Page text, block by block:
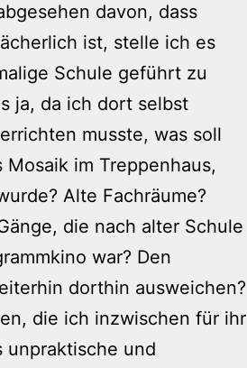
davon, dass
ist, stelle ich es
Schule geführt zu
ja, da ich dort selbst
musste, was soll
im Treppenhaus,
Alte Fachräume?
die nach alter Schule
war? Den
dorthin ausweichen?
die ich inzwischen für ihr
unpraktische und